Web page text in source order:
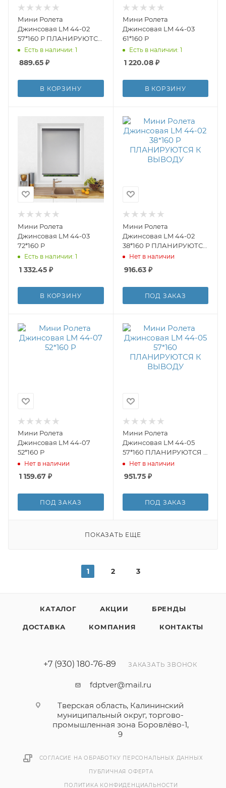
Мини Ролета
Джинсовая LM 44-02
57*160 Р ПЛАНИРУЮТСЯ
К ВЫВОДУ
Есть в наличии: 1
889.65 ₽
В КОРЗИНУ
Мини Ролета
Джинсовая LM 44-03
61*160 Р
Есть в наличии: 1
1 220.08₽
В КОРЗИНУ
Мини Ролета
Джинсовая LM 44-03
72*160 Р
Есть в наличии: 1
1 332.45 ₽
В КОРЗИНУ
Мини Ролета
Джинсовая LM 44-02
38*160 Р ПЛАНИРУЮТСЯ
К ВЫВОДУ
Нет в наличии
916.63₽
ПОД ЗАКАЗ
Мини Ролета
Джинсовая LM 44-07
52*160 Р
Нет в наличии
1 159.67 ₽
ПОД ЗАКАЗ
Мини Ролета
Джинсовая LM 44-05
57*160 ПЛАНИРУЮТСЯ К
ВЫВОДУ
Нет в наличии
951.75₽
ПОД ЗАКАЗ
ПОКАЗАТЬ ЕЩЕ
1 2 3
КАТАЛОГ АКЦИИ БРЕНДЫ
ДОСТАВКА КОМПАНИЯ КОНТАКТЫ
+7 (930) 180-76-89 ЗАКАЗАТЬ ЗВОНОК
fdptver@mail.ru
Тверская область, Калининский
муниципальный округ, торгово-
промышленная зона Боровлёво-1,
9
СОГЛАСИЕ НА ОБРАБОТКУ ПЕРСОНАЛЬНЫХ ДАННЫХ
ПУБЛИЧНАЯ ОФЕРТА
ПОЛИТИКА КОНФИДЕНЦИАЛЬНОСТИ